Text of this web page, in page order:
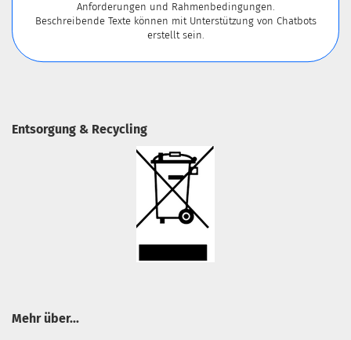
Anforderungen und Rahmenbedingungen.
Beschreibende Texte können mit Unterstützung von Chatbots
erstellt sein.
Entsorgung & Recycling
Mehr über...